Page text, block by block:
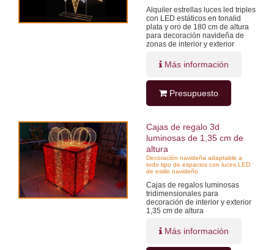
Alquiler estrellas luces led triples
con LED estáticos en tonalid
plata y oro de 180 cm de altura
para decoración navideña de
zonas de interior y exterior
Más información
Presupuesto
Cajas de regalo 3d
luminosas de 1,35 cm de
altura
Decoración navideña adaptable a
todo tipo de espacios con luces LED
de estilo navideño
Cajas de regalos luminosas
tridimensionales para
decoración de interior y exterior
1,35 cm de altura
Más información